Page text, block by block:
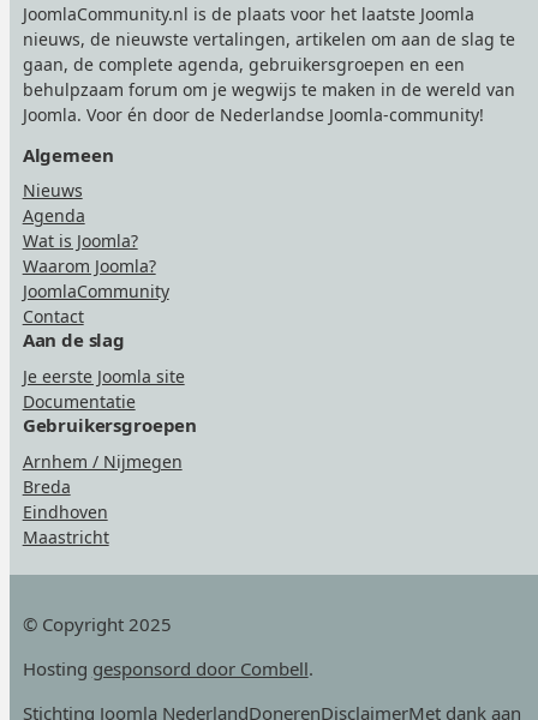
JoomlaCommunity.nl is de plaats voor het laatste Joomla
nieuws, de nieuwste vertalingen, artikelen om aan de slag te
gaan, de complete agenda, gebruikersgroepen en een
behulpzaam forum om je wegwijs te maken in de wereld van
Joomla. Voor én door de Nederlandse Joomla-community!
Algemeen
Nieuws
Agenda
Wat is Joomla?
Waarom Joomla?
JoomlaCommunity
Contact
Aan de slag
Je eerste Joomla site
Documentatie
Gebruikersgroepen
Arnhem / Nijmegen
Breda
Eindhoven
Maastricht
© Copyright 2025
Hosting gesponsord door Combell.
Stichting Joomla NederlandDonerenDisclaimerMet dank aan